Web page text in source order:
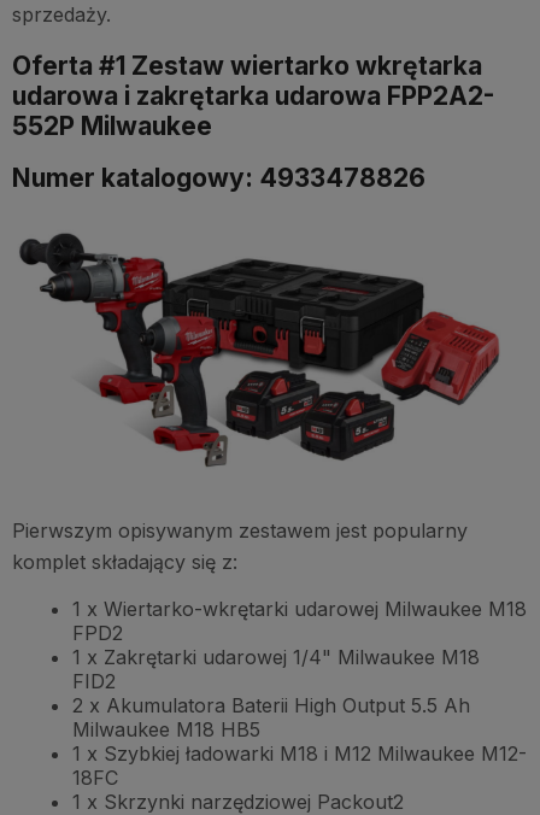
sprzedaży.
Oferta #1 Zestaw wiertarko wkrętarka
udarowa i zakrętarka udarowa FPP2A2-
552P Milwaukee
Numer katalogowy: 4933478826
Pierwszym opisywanym zestawem jest popularny
komplet składający się z:
1 x Wiertarko-wkrętarki udarowej Milwaukee M18
FPD2
1 x Zakrętarki udarowej 1/4" Milwaukee M18
FID2
2 x Akumulatora Baterii High Output 5.5 Ah
Milwaukee M18 HB5
1 x Szybkiej ładowarki M18 i M12 Milwaukee M12-
18FC
1 x Skrzynki narzędziowej Packout2